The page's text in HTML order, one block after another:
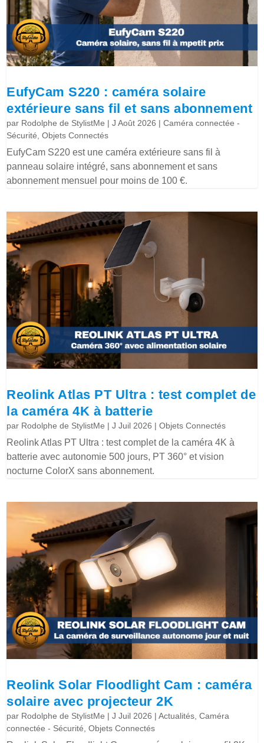
EufyCam S220 : caméra solaire
extérieure sans fil et sans abonnement
par Rodolphe de StylistMe |J Août 2026 |Caméra connectée -
Sécurité ,Objets Connectés
EufyCam S220 est une caméra extérieure sans fil à
panneau solaire intégré, sans abonnement et sans
abonnement mensuel pour moins de 100 €.
Reolink Atlas PT Ultra : test complet de
la caméra 4K à batterie
par Rodolphe de StylistMe |J Juil 2026 |Objets Connectés
Reolink Atlas PT Ultra : test complet de la caméra 4K à
batterie avec autonomie 500 jours, PT 360° et vision
nocturne ColorX sans abonnement.
Reolink Solar Floodlight Cam : caméra
solaire avec projecteur 2K
par Rodolphe de StylistMe |J Juil 2026 |Actualités ,Caméra
connectée - Sécurité ,Objets Connectés